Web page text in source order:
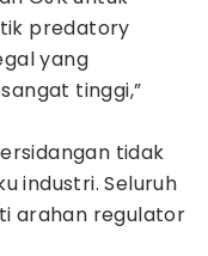
predatory
yang
tinggi,”
tidak
industri. Seluruh
arahan regulator